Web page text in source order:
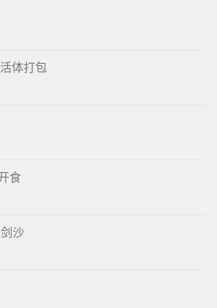
体打包
食
沙